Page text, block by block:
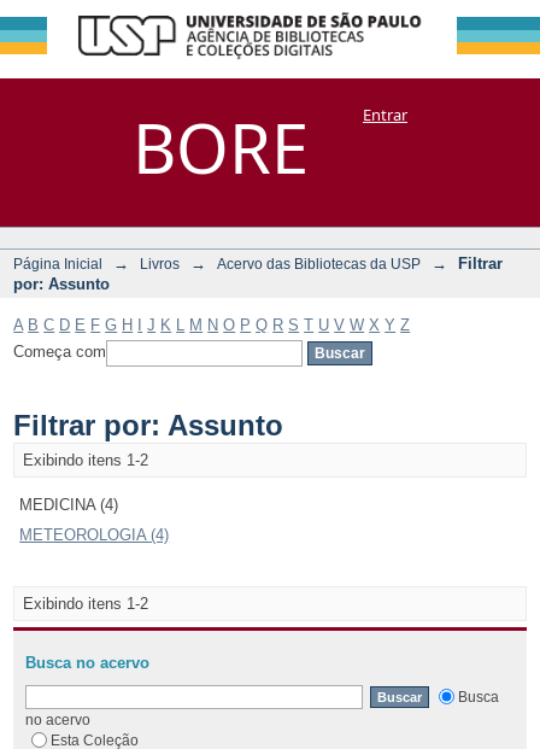
BORE
Filtrar por:
Assunto
DSpace/Manakin + CoriscoEntrar
Página Inicial → Livros → Acervo das Bibliotecas da USP →
Filtrar
por: Assunto
A B C D E F G H J K M N O P Q R S T U V W X Y Z
Começa com
Filtrar por: Assunto
Exibindo itens 1-2
MEDICINA (4)
METEOROLOGIA (4)
Exibindo itens 1-2
Busca no acervo
Busca
no acervo
Esta Coleção